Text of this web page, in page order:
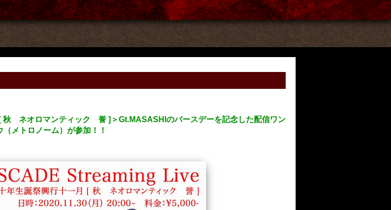
秋 ネオロマンティック 誉 ]＞Gt.MASASHIのバースデーを記念した配信ワン
メトロノーム）が参加！！